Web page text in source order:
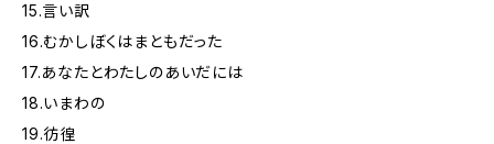
15.言い訳
16.むかしぼくはまともだった
17.あなたとわたしのあいだには
18.いまわの
19.彷徨